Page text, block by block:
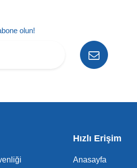
olun!
Hızlı Erişim
Anasayfa